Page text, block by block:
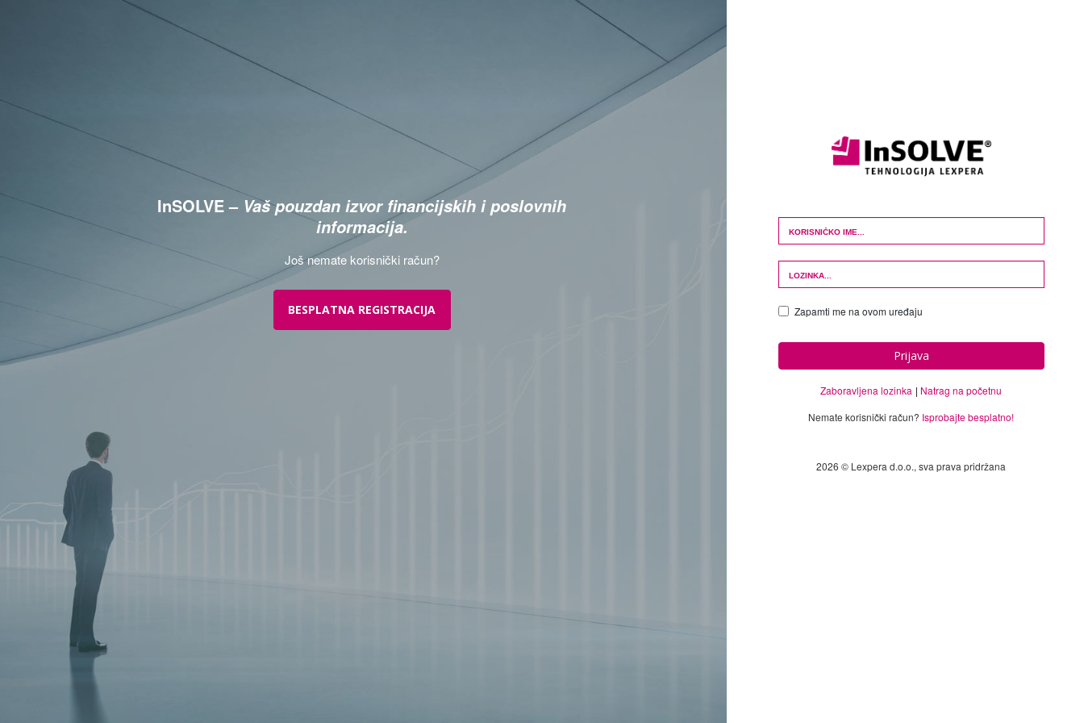
InSOLVE – Vaš pouzdan izvor financijskih i poslovnih
informacija.
Još nemate korisnički račun?
BESPLATNA REGISTRACIJA
Login Form
Zapamti me na ovom uređaju
Prijava
Zaboravljena lozinka
Natrag na početnu
Nemate korisnički račun? Isprobajte besplatno!
2026 © Lexpera d.o.o., sva prava pridržana